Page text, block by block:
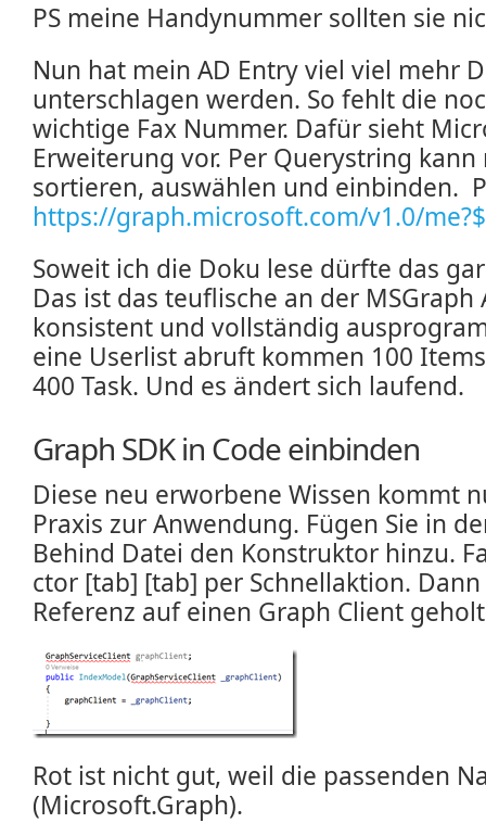
PS meine Handynummer sollten sie
Nun hat mein AD Entry viel viel mehr
unterschlagen werden. So fehlt die
wichtige Fax Nummer. Dafür sieht
Erweiterung vor. Per Querystring
sortieren, auswählen und einbinden.
https://graph.microsoft.com/v1.0/
Soweit ich die Doku lese dürfte das
Das ist das teuflische an der MSGraph
konsistent und vollständig
eine Userlist abruft kommen 100
400 Task. Und es ändert sich laufend.
Graph SDK in Code einbinden
Diese neu erworbene Wissen kommt
Praxis zur Anwendung. Fügen Sie in
Behind Datei den Konstruktor hinzu.
ctor [tab] [tab] per Schnellaktion.
Referenz auf einen Graph Client
Rot ist nicht gut, weil die passenden
(Microsoft.Graph).